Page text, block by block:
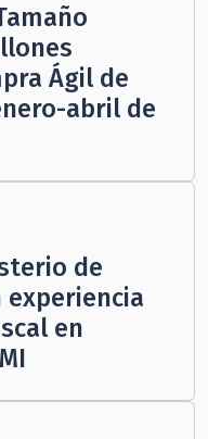
Ágil de
abril de
de
experiencia
en